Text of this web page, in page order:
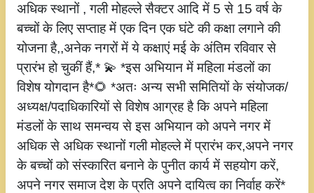
अधिक स्थानों , गली मोहल्ले सैक्टर आदि में 5 से 15 वर्ष के
बच्चों के लिए सप्ताह में एक दिन एक घंटे की कक्षा लगाने की
योजना है,,अनेक नगरों में ये कक्षाएं मई के अंतिम रविवार से
प्रारंभ हो चुकीं हैं,* 💫 *इस अभियान में महिला मंडलों का
विशेष योगदान है*🌻 *अतः अन्य सभी समितियों के संयोजक/
अध्यक्ष/पदाधिकारियों से विशेष आग्रह है कि अपने महिला
मंडलों के साथ समन्वय से इस अभियान को अपने नगर में
अधिक से अधिक स्थानों गली मोहल्ले में प्रारंभ कर,अपने नगर
के बच्चों को संस्कारित बनाने के पुनीत कार्य में सहयोग करें,
अपने नगर समाज देश के प्रति अपने दायित्व का निर्वाह करें*